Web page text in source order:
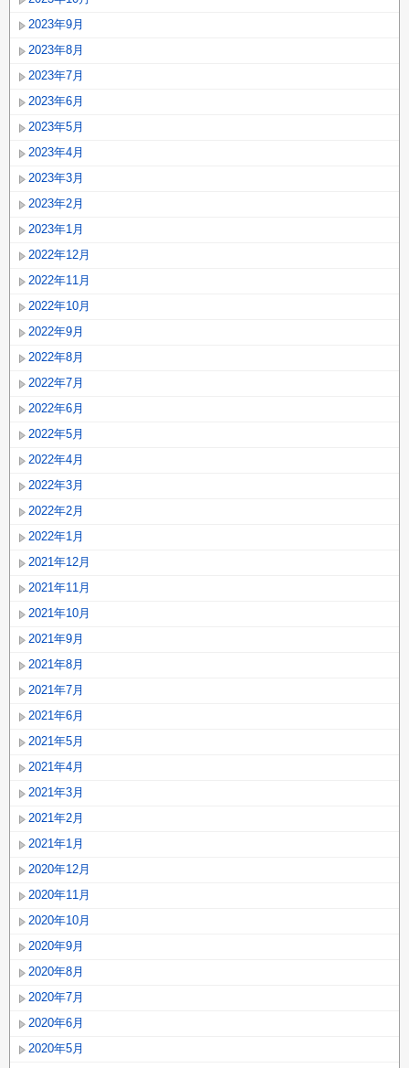
2023年9月
2023年8月
2023年7月
2023年6月
2023年5月
2023年4月
2023年3月
2023年2月
2023年1月
2022年12月
2022年11月
2022年10月
2022年9月
2022年8月
2022年7月
2022年6月
2022年5月
2022年4月
2022年3月
2022年2月
2022年1月
2021年12月
2021年11月
2021年10月
2021年9月
2021年8月
2021年7月
2021年6月
2021年5月
2021年4月
2021年3月
2021年2月
2021年1月
2020年12月
2020年11月
2020年10月
2020年9月
2020年8月
2020年7月
2020年6月
2020年5月